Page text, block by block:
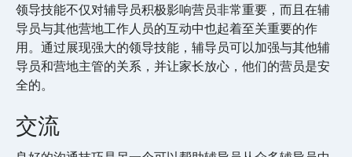
领导技能不仅对辅导员积极影响营员非常重要，而且在辅
导员与其他营地工作人员的互动中也起着至关重要的作
用。通过展现强大的领导技能，辅导员可以加强与其他辅
导员和营地主管的关系，并让家长放心，他们的营员是安
全的。
交流